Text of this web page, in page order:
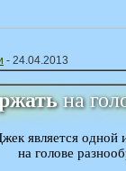
- 24.04.2013
на
является
на голове